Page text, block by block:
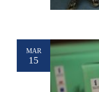
MAR
15